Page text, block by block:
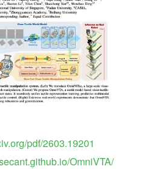
pdf/2603.19201
OmniVTA/